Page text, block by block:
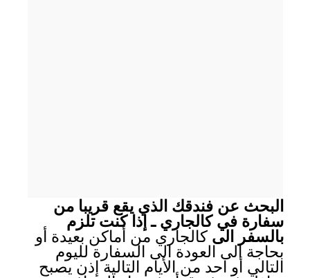
البحث عن فندقك الذي يقع قريبا من
سفارة في كالجاري ـ إذا كنت تلزم
بالسفر الىكالجاري من أماكن بعيدة أو
بحاجة الى العودة الى السفارة لليوم
التالي أو احد من الأيام التالية إذن يصبح